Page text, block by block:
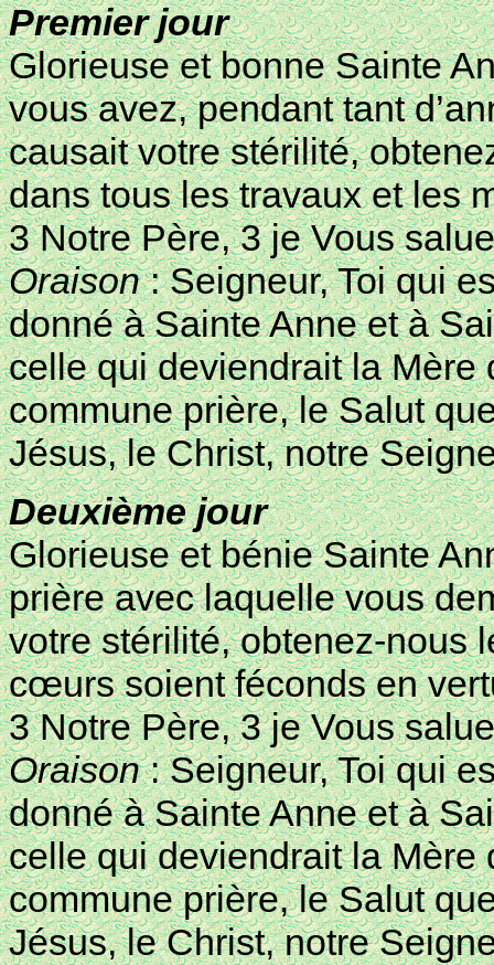
Premier jour
Glorieuse et bonne Sainte
vous avez, pendant tant
causait votre stérilité,
dans tous les travaux et les
3 Notre Père, 3 je Vous
Oraison: Seigneur, Toi qui
donné à Sainte Anne et à
celle qui deviendrait la Mère
commune prière, le Salut
Jésus, le Christ, notre
Deuxième jour
Glorieuse et bénie Sainte
prière avec laquelle vous
votre stérilité, obtenez-nous
cœurs soient féconds en
3 Notre Père, 3 je Vous
Oraison: Seigneur, Toi qui
donné à Sainte Anne et à
celle qui deviendrait la Mère
commune prière, le Salut
Jésus, le Christ, notre